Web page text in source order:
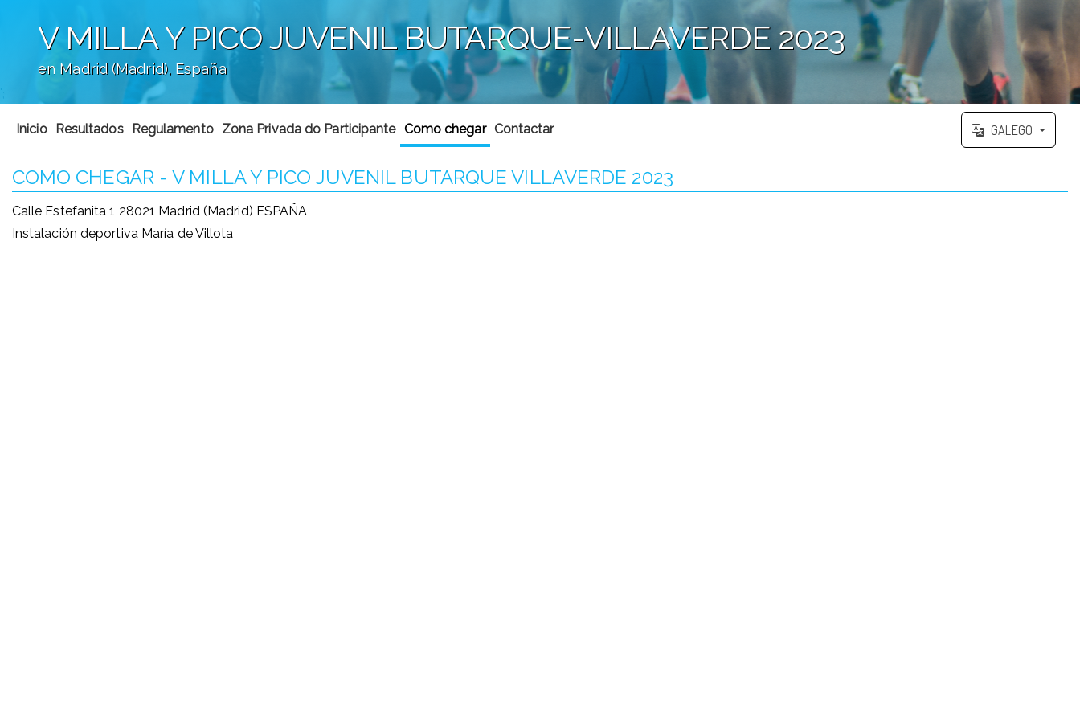
V MILLA Y PICO JUVENIL BUTARQUE-VILLAVERDE 2023
en Madrid (Madrid), España
';
Inicio Resultados Regulamento Zona Privada do Participante Como chegar Contactar GALEGO
COMO CHEGAR - V MILLA Y PICO JUVENIL BUTARQUE VILLAVERDE 2023
Calle Estefanita 1 28021 Madrid (Madrid) ESPAÑA
Instalación deportiva María de Villota